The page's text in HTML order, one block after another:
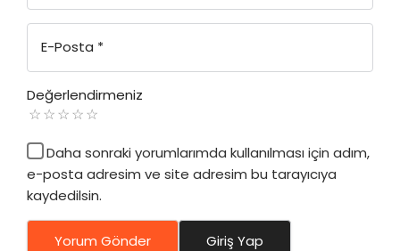
E-Posta *
Değerlendirmeniz
Daha sonraki yorumlarımda kullanılması için adım,
e-posta adresim ve site adresim bu tarayıcıya
kaydedilsin.
Yorum Gönder Giriş Yap